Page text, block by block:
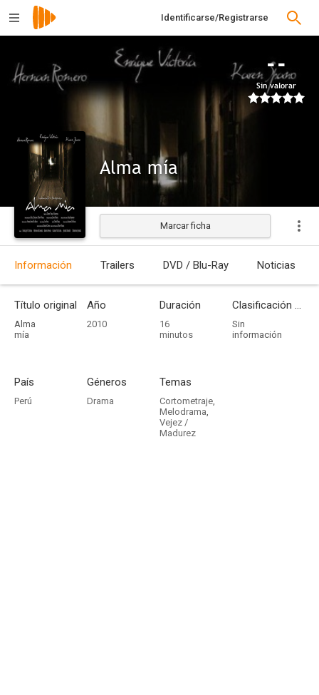
Identificarse/Registrarse
--
Sin valorar
Alma mía
Estrenada
Marcar ficha
Información Trailers DVD / Blu-Ray Noticias
Título original
Alma
mía
Año
2010
Duración
16
minutos
Clasificación por edades
Sin
información
País
Perú
Géneros
Drama
Temas
Cortometraje,
Melodrama,
Vejez /
Madurez